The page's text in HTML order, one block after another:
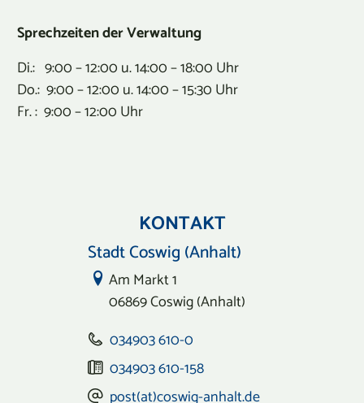
Sprechzeiten der Verwaltung
Di.: 9:00 – 12:00 u. 14:00 – 18:00 Uhr
Do.: 9:00 – 12:00 u. 14:00 – 15:30 Uhr
Fr. : 9:00 – 12:00 Uhr
KONTAKT
Stadt Coswig (Anhalt)
Link zur Google-Maps Navigation
Am Markt 1
06869 Coswig (Anhalt)
034903 610-0
034903 610-158
post(at)coswig-anhalt.de